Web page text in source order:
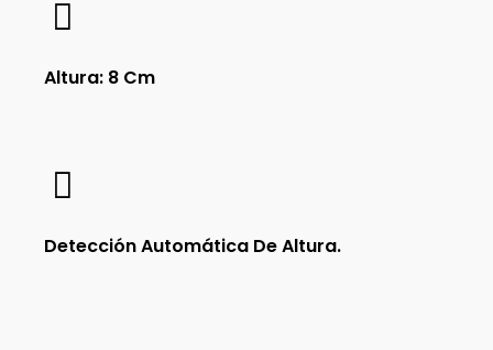
Altura: 8 Cm
Detección Automática De Altura.